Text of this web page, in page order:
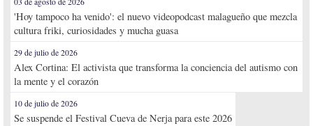
'Hoy tampoco ha venido': el nuevo videopodcast malagueño que mezcla
cultura friki, curiosidades y mucha guasa
29 de julio de 2026
Alex Cortina: El activista que transforma la conciencia del autismo con
la mente y el corazón
10 de julio de 2026
Se suspende el Festival Cueva de Nerja para este 2026